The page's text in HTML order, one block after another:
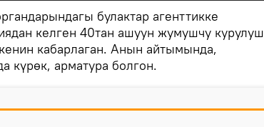
булактар агенттикке
келген 40тан ашуун жумушчу курулуш
кабарлаган. Анын айтымында,
күрөк, арматура болгон.